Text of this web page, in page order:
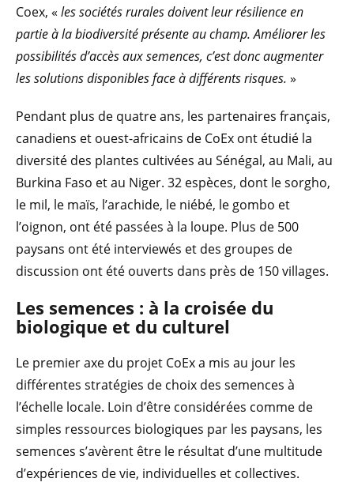
Coex, « les sociétés rurales doivent leur résilience en
partie à la biodiversité présente au champ. Améliorer les
possibilités d’accès aux semences, c’est donc augmenter
les solutions disponibles face à différents risques. »
Pendant plus de quatre ans, les partenaires français,
canadiens et ouest-africains de CoEx ont étudié la
diversité des plantes cultivées au Sénégal, au Mali, au
Burkina Faso et au Niger. 32 espèces, dont le sorgho,
le mil, le maïs, l’arachide, le niébé, le gombo et
l’oignon, ont été passées à la loupe. Plus de 500
paysans ont été interviewés et des groupes de
discussion ont été ouverts dans près de 150 villages.
Les semences : à la croisée du
biologique et du culturel
Le premier axe du projet CoEx a mis au jour les
différentes stratégies de choix des semences à
l’échelle locale. Loin d’être considérées comme de
simples ressources biologiques par les paysans, les
semences s’avèrent être le résultat d’une multitude
d’expériences de vie, individuelles et collectives.